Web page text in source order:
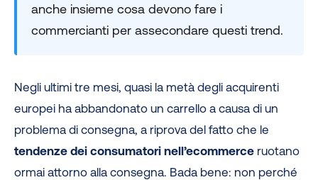
anche insieme cosa devono fare i
commercianti per assecondare questi trend.
Negli ultimi tre mesi, quasi la metà degli acquirenti
europei ha abbandonato un carrello a causa di un
problema di consegna, a riprova del fatto che le
tendenze dei consumatori nell’ecommerce ruotano
ormai attorno alla consegna. Bada bene: non perché